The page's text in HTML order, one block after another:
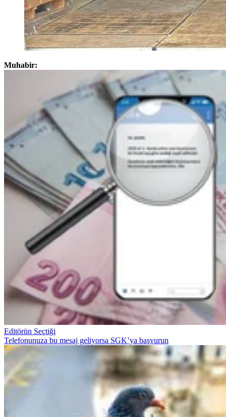
Muhabir:
Editörün Seçtiği
Telefonunuza bu mesaj geliyorsa SGK’ya başvurun